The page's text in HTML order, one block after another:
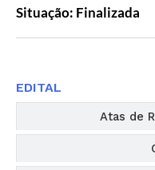
Situação: Finalizada
Atas de
EDITAL